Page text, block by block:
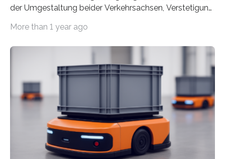
der Umgestaltung beider Verkehrsachsen, Verstetigung
fördern sowie die Wohn- und Aufenthaltsqualität zu
an der Achse Kettenhofweg/Robert-Mayer-Straße
durch. Wie diese angenommen werden und was sie
bewirken, haben Forscher*innen der Frankfurt University
of Applied Sciences (Frankfurt UAS) untersucht und
ziehen insgesamt eine positive Bilanz. Gemeinsam mit
Vertreter*innen der Stadt Frankfurt stellten sie am 15.
Mai 2025…
More than 1 year ago